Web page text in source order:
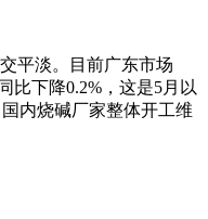
平淡。目前广东市场
比下降0.2%，这是5月以
内烧碱厂家整体开工维